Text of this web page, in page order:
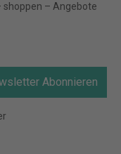
shoppen – Angebote
Abonnieren